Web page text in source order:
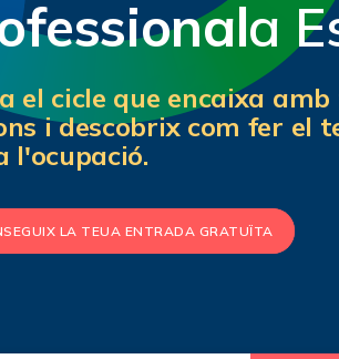
a
el cicle que encaixa
i descobrix com fer el
l'ocupació.
LA TEUA ENTRADA GRATUÏTA